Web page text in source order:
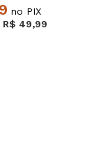
no PIX
R$ 49,99